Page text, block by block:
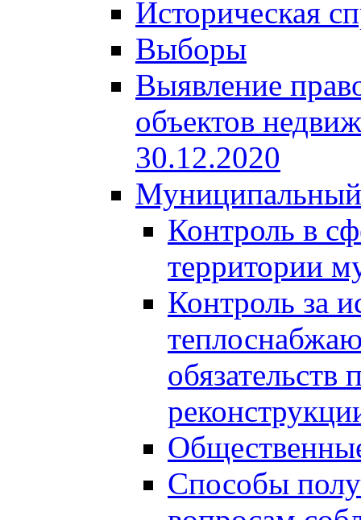
Историческая
Выборы
Выявление
объектов
30.12.2020
Муниципальный
Контроль в
территории
Контроль за
обязательств
Способы